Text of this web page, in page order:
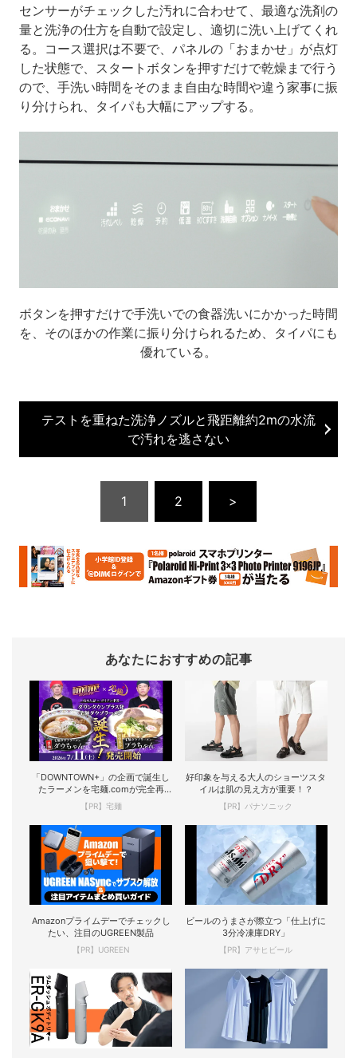
センサーがチェックした汚れに合わせて、最適な洗剤の
量と洗浄の仕方を自動で設定し、適切に洗い上げてくれ
る。コース選択は不要で、パネルの「おまかせ」が点灯
した状態で、スタートボタンを押すだけで乾燥まで行う
ので、手洗い時間をそのまま自由な時間や違う家事に振
り分けられ、タイパも大幅にアップする。
ボタンを押すだけで手洗いでの食器洗いにかかった時間
を、そのほかの作業に振り分けられるため、タイパにも
優れている。
テストを重ねた洗浄ノズルと飛距離約2mの水流
で汚れを逃さない
1 2 >
あなたにおすすめの記事
「DOWNTOWN+」の企画で誕生し
たラーメンを宅麺.comが完全再
現！
【PR】宅麺
好印象を与える大人のショーツスタ
イルは肌の見え方が重要！？
【PR】パナソニック
Amazonプライムデーでチェックし
たい、注目のUGREEN製品
【PR】UGREEN
ビールのうまさが際立つ「仕上げに
3分冷凍庫DRY」
【PR】アサヒビール